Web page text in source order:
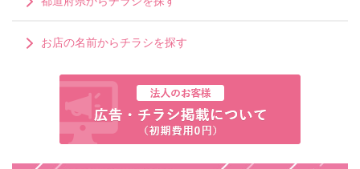
お店の名前からチラシを探す